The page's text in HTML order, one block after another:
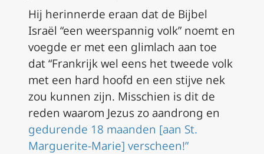
Hij herinnerde eraan dat de Bijbel
Israël “een weerspannig volk” noemt en
voegde er met een glimlach aan toe
dat “Frankrijk wel eens het tweede volk
met een hard hoofd en een stijve nek
zou kunnen zijn. Misschien is dit de
reden waarom Jezus zo aandrong en
gedurende 18 maanden [aan St.
Marguerite-Marie] verscheen!”